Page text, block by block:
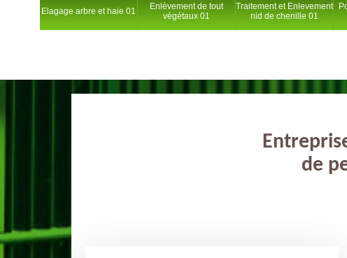
Elagage arbre et haie 01
Enlèvement de tout
végétaux 01
Traitement et Enlevement
nid de chenille 01
de